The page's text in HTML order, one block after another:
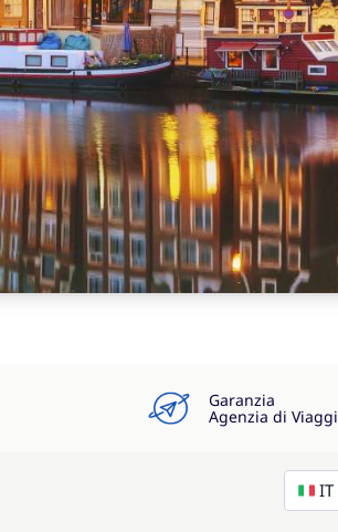
Garanzia
Agenzia di
IT